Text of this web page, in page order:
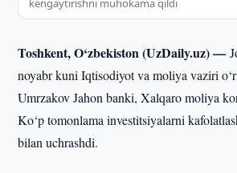
kengaytirishni muhokama qildi
Toshkent, O‘zbekiston (UzDaily.uz) —
noyabr kuni Iqtisodiyot va moliya vaziri
Umrzakov Jahon banki, Xalqaro moliya
Ko‘p tomonlama investitsiyalarni
bilan uchrashdi.